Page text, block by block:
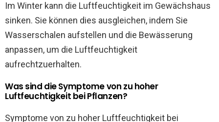
Im Winter kann die Luftfeuchtigkeit im Gewächshaus
sinken. Sie können dies ausgleichen, indem Sie
Wasserschalen aufstellen und die Bewässerung
anpassen, um die Luftfeuchtigkeit
aufrechtzuerhalten.
Was sind die Symptome von zu hoher
Luftfeuchtigkeit bei Pflanzen?
Symptome von zu hoher Luftfeuchtigkeit bei